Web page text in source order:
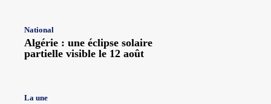
National
Algérie : une éclipse solaire
partielle visible le 12 août
La une